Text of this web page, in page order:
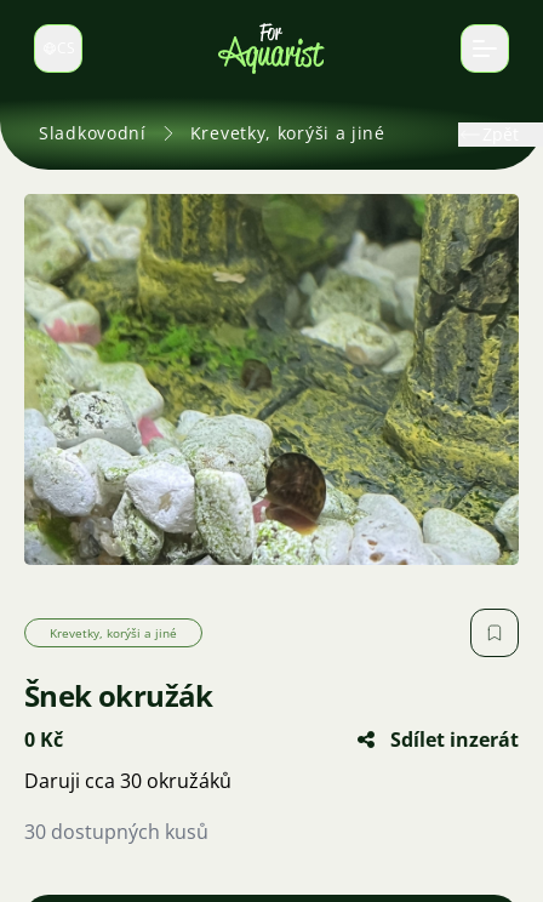
Select language
Sladkovodní Krevetky, korýši a jiné
Krevetky, korýši a jiné
Šnek okružák
0 Kč
Sdílet inzerát
Daruji cca 30 okružáků
30 dostupných kusů